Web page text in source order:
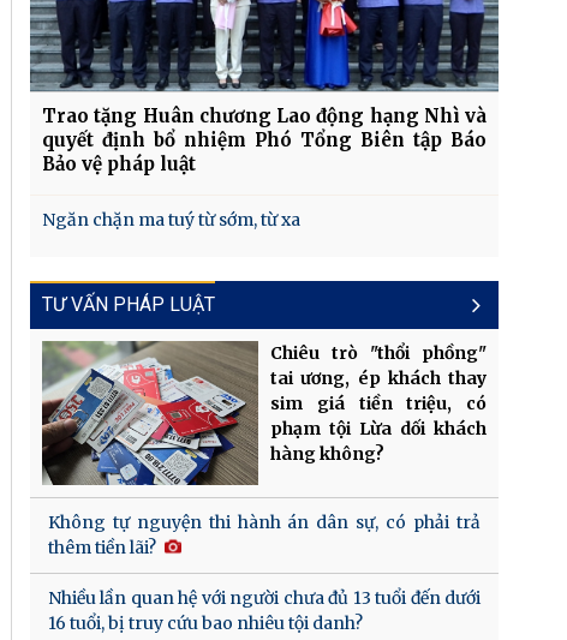
Trao tặng Huân chương Lao động hạng Nhì và
quyết định bổ nhiệm Phó Tổng Biên tập Báo
Bảo vệ pháp luật
Ngăn chặn ma tuý từ sớm, từ xa
TƯ VẤN PHÁP LUẬT
Chiêu trò "thổi phồng"
tai ương, ép khách thay
sim giá tiền triệu, có
phạm tội Lừa dối khách
hàng không?
Không tự nguyện thi hành án dân sự, có phải trả
thêm tiền lãi?
Nhiều lần quan hệ với người chưa đủ 13 tuổi đến dưới
16 tuổi, bị truy cứu bao nhiêu tội danh?